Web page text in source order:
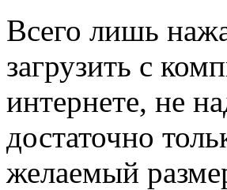
Всего лишь
загрузить с
интернете, не
достаточно
желаемый